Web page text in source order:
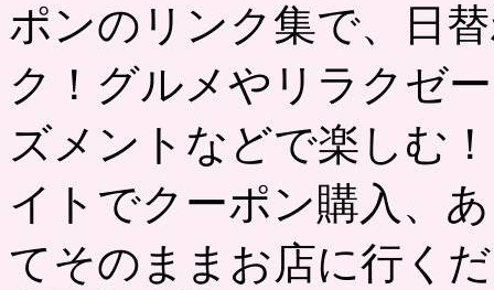
ポンのリンク集で、日
ク！グルメやリラクゼ
ズメントなどで楽しむ
イトでクーポン購入、
てそのままお店に行く